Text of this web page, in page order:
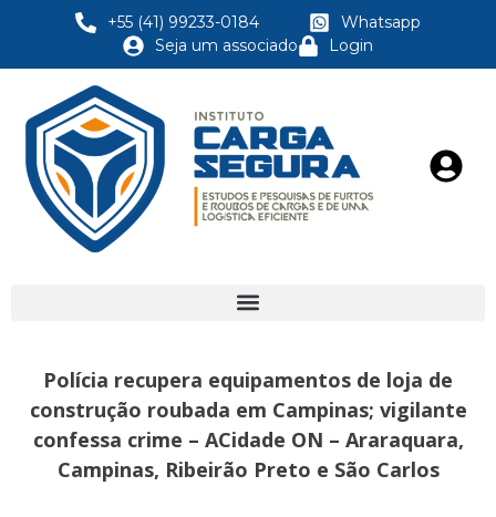
+55 (41) 99233-0184
Whatsapp
Seja um associado
Login
Polícia recupera equipamentos de loja de
construção roubada em Campinas; vigilante
confessa crime – ACidade ON – Araraquara,
Campinas, Ribeirão Preto e São Carlos